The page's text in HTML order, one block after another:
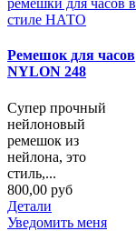
Ремешок для часов
NYLON 248
Супер прочный
нейлоновый
ремешок из
нейлона, это
стиль,...
800,00 руб
Детали
Уведомить меня